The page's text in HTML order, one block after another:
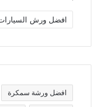
ص
ف
تافضل ورشة سمكرة